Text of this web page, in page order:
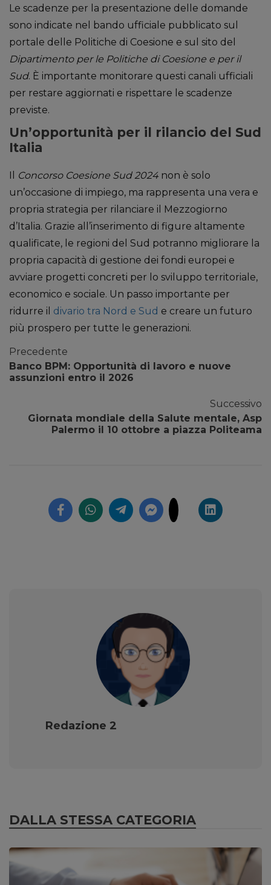
Le scadenze per la presentazione delle domande
sono indicate nel bando ufficiale pubblicato sul
portale delle Politiche di Coesione e sul sito del
Dipartimento per le Politiche di Coesione e per il
Sud. È importante monitorare questi canali ufficiali
per restare aggiornati e rispettare le scadenze
previste.
Un’opportunità per il rilancio del Sud
Italia
Il Concorso Coesione Sud 2024non è solo
un’occasione di impiego, ma rappresenta una vera e
propria strategia per rilanciare il Mezzogiorno
d’Italia. Grazie all’inserimento di figure altamente
qualificate, le regioni del Sud potranno migliorare la
propria capacità di gestione dei fondi europei e
avviare progetti concreti per lo sviluppo territoriale,
economico e sociale. Un passo importante per
ridurre il divario tra Nord e Sud e creare un futuro
più prospero per tutte le generazioni.
Precedente
Banco BPM: Opportunità di lavoro e nuove
assunzioni entro il 2026
Successivo
Giornata mondiale della Salute mentale, Asp
Palermo il 10 ottobre a piazza Politeama
Redazione 2
DALLA STESSA CATEGORIA